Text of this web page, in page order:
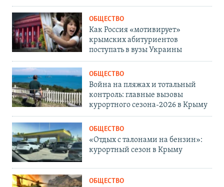
ОБЩЕСТВО
Как Россия «мотивирует»
крымских абитуриентов
поступать в вузы Украины
ОБЩЕСТВО
Война на пляжах и тотальный
контроль: главные вызовы
курортного сезона-2026 в Крыму
ОБЩЕСТВО
«Отдых с талонами на бензин»:
курортный сезон в Крыму
ОБЩЕСТВО